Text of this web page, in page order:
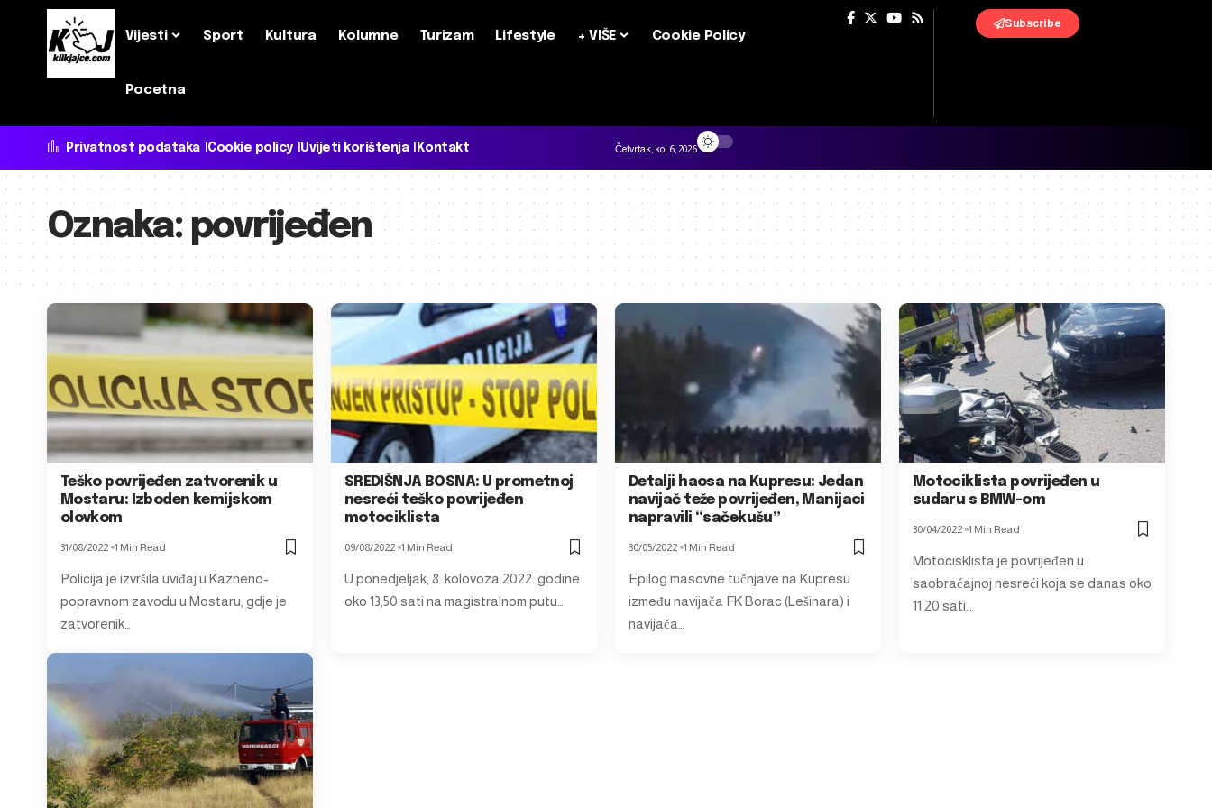
Vijesti Sport Kultura Kolumne Turizam Lifestyle + VIŠE Cookie Policy
Pocetna
Subscribe
Privatnost podataka Cookie policy Uvijeti korištenja Kontakt Četvrtak, kol 6, 2026
Oznaka: povrijeđen
Teško povrijeđen zatvorenik u
Mostaru: Izboden kemijskom
olovkom
31/08/2022 1 Min Read
Policija je izvršila uviđaj u Kazneno-
popravnom zavodu u Mostaru, gdje je
zatvorenik…
SREDIŠNJA BOSNA: U prometnoj
nesreći teško povrijeđen
motociklista
09/08/2022 1 Min Read
U ponedjeljak, 8. kolovoza 2022. godine
oko 13,50 sati na magistralnom putu…
Detalji haosa na Kupresu: Jedan
navijač teže povrijeđen, Manijaci
napravili “sačekušu”
30/05/2022 1 Min Read
Epilog masovne tučnjave na Kupresu
između navijača FK Borac (Lešinara) i
navijača…
Motociklista povrijeđen u
sudaru s BMW-om
30/04/2022 1 Min Read
Motocisklista je povrijeđen u
saobraćajnoj nesreći koja se danas oko
11.20 sati…